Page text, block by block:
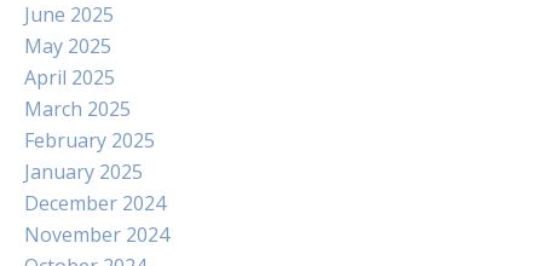
June 2025
May 2025
April 2025
March 2025
February 2025
January 2025
December 2024
November 2024